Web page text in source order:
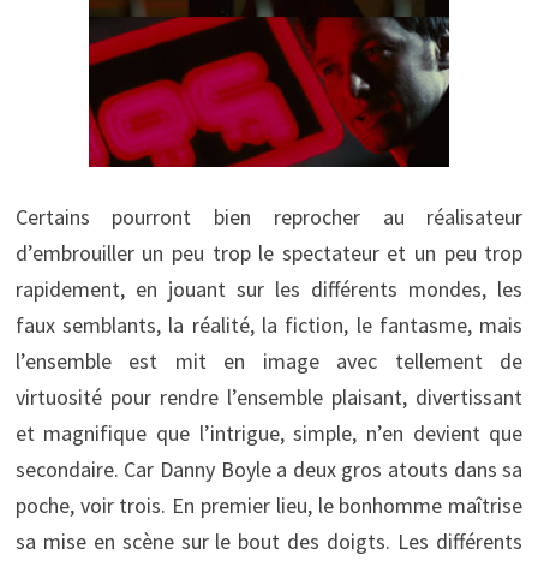
Certains pourront bien reprocher au réalisateur
d’embrouiller un peu trop le spectateur et un peu trop
rapidement, en jouant sur les différents mondes, les
faux semblants, la réalité, la fiction, le fantasme, mais
l’ensemble est mit en image avec tellement de
virtuosité pour rendre l’ensemble plaisant, divertissant
et magnifique que l’intrigue, simple, n’en devient que
secondaire. Car Danny Boyle a deux gros atouts dans sa
poche, voir trois. En premier lieu, le bonhomme maîtrise
sa mise en scène sur le bout des doigts. Les différents